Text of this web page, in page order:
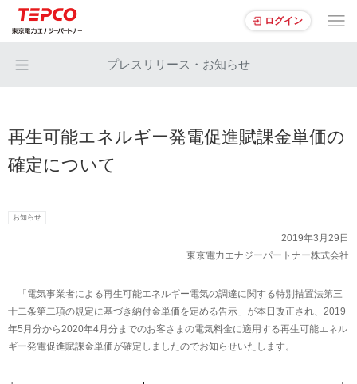
ログイン
プレスリリース・お知らせ
再生可能エネルギー発電促進賦課金単価の
確定について
お知らせ
2019年3月29日
東京電力エナジーパートナー株式会社
「電気事業者による再生可能エネルギー電気の調達に関する特別措置法第三
十二条第二項の規定に基づき納付金単価を定める告示」が本日改正され、2019
年5月分から2020年4月分までのお客さまの電気料金に適用する再生可能エネル
ギー発電促進賦課金単価が確定しましたのでお知らせいたします。